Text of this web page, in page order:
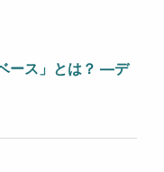
ース」とは？ ―デ